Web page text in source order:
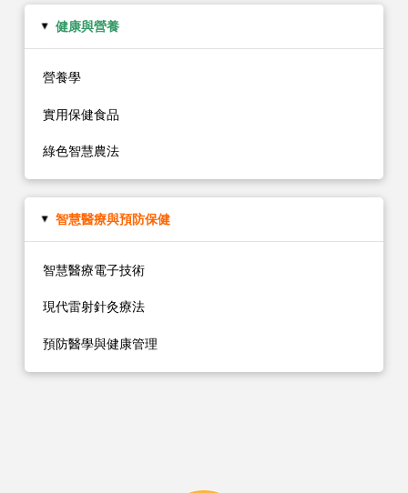
▸ 健康與營養
營養學
實用保健食品
綠色智慧農法
▸ 智慧醫療與預防保健
智慧醫療電子技術
現代雷射針灸療法
預防醫學與健康管理